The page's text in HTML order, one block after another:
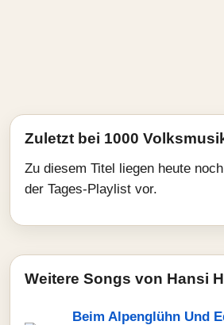
Zuletzt bei 1000
Zu diesem Titel liegen heute
der Tages-Playlist vor.
Weitere Songs von Hansi
Beim Alpenglühn Und